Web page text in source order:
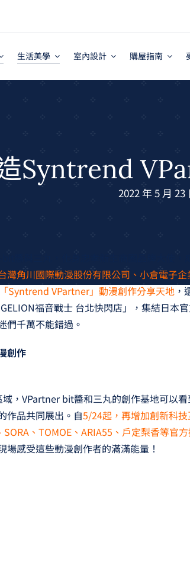
生活美學 室內設計 購屋指南
Syntrend
2022 年 5 月 23
灣角川國際動漫股份有限公司、小倉電子
Syntrend VPartner」動漫創作分享天地，
福音戰士 台北快閃店」，集結日本
們千萬不能錯過。
創作
，VPartner bit醬和三丸的創作基地可以
作品共同展出。自5/24起，再增加創新科技
、TOMOE、ARIA55、戶定梨香等官方
感受這些動漫創作者的滿滿能量！